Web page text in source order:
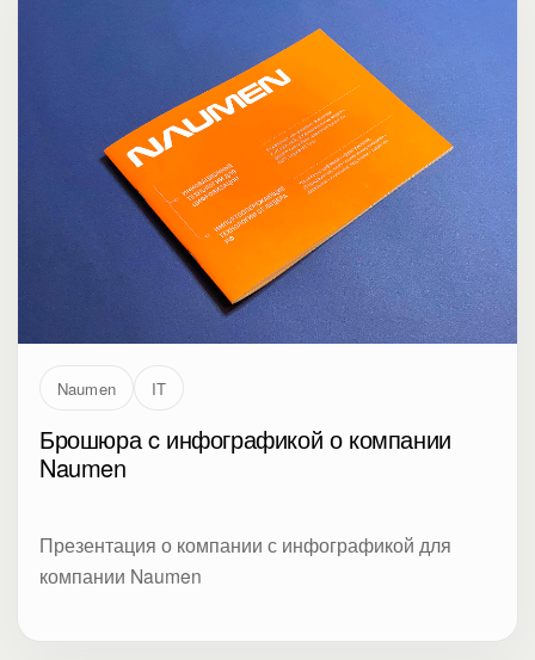
Naumen IT
Брошюра c инфографикой о компании
Naumen
Презентация о компании с инфографикой для
компании Naumen